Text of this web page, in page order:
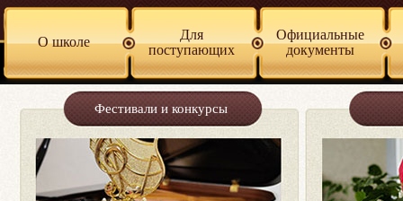
О школе
Для
поступающих
Официальные
документы
Фестивали и конкурсы